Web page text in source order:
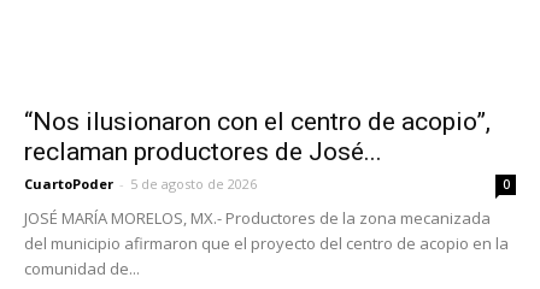
“Nos ilusionaron con el centro de acopio”,
reclaman productores de José...
CuartoPoder - 5 de agosto de 2026 0
JOSÉ MARÍA MORELOS, MX.- Productores de la zona mecanizada
del municipio afirmaron que el proyecto del centro de acopio en la
comunidad de...